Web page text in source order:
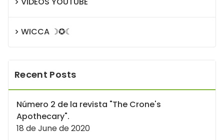
WICCA ☽✪☾
Recent Posts
Número 2 de la revista "The Crone's
Apothecary".
18 de June de 2020